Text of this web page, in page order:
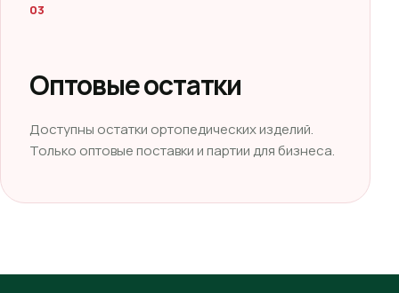
03
Оптовые остатки
Доступны остатки ортопедических изделий.
Только оптовые поставки и партии для бизнеса.